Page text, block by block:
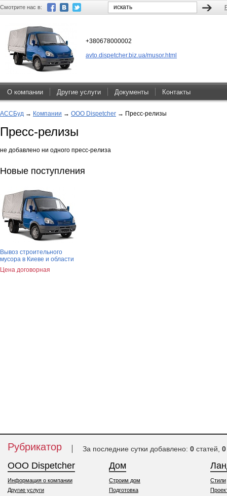
Смотрите нас в:
+380678000002
avto.dispetcher.biz.ua/musor.html
О компании Другие услуги Документы Контакты
АССБуд → Компании → ООО Dispetcher → Пресс-релизы
Пресс-релизы
не добавлено ни одного пресс-релиза
Новые поступления
Вывоз строительного
мусора в Киеве и области
Цена договорная
Рубрикатор За последние сутки добавлено: 0 статей, 0
ООО Dispetcher
Информация о компании
Другие услуги
Дом
Строим дом
Подготовка
Стили